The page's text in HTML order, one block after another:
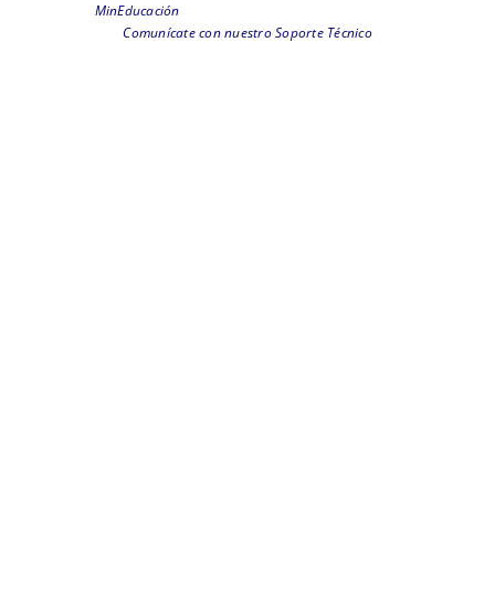
MinEducación
Comunícate con nuestro Soporte Técnico